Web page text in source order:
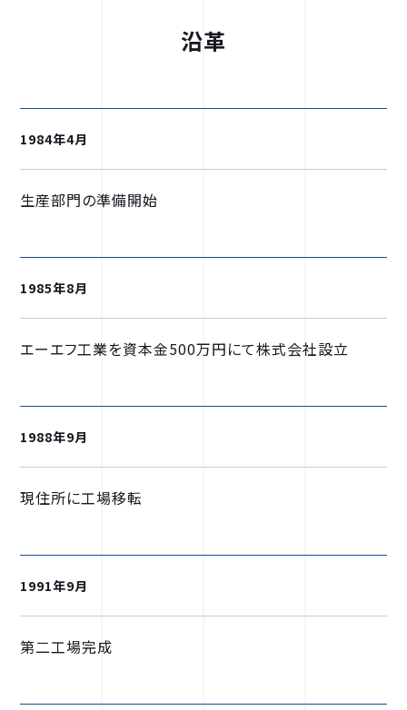
沿革
1984年4月
生産部門の準備開始
1985年8月
エーエフ工業を資本金500万円にて株式会社設立
1988年9月
現住所に工場移転
1991年9月
第二工場完成